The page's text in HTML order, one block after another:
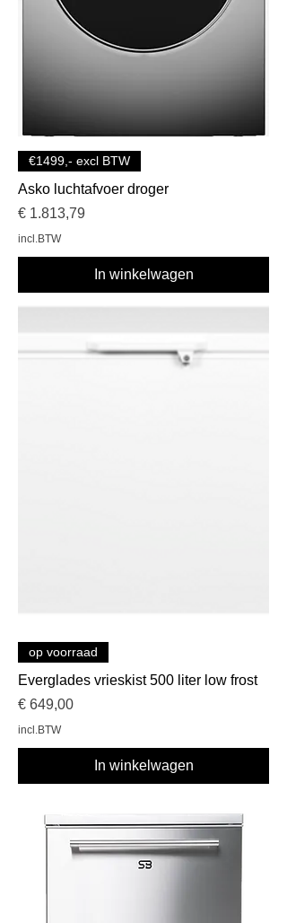
€1499,- excl BTW
Asko luchtafvoer droger
Prijs
€ 1.813,79
incl.BTW
In winkelwagen
op voorraad
Everglades vrieskist 500 liter low frost
Prijs
€ 649,00
incl.BTW
In winkelwagen